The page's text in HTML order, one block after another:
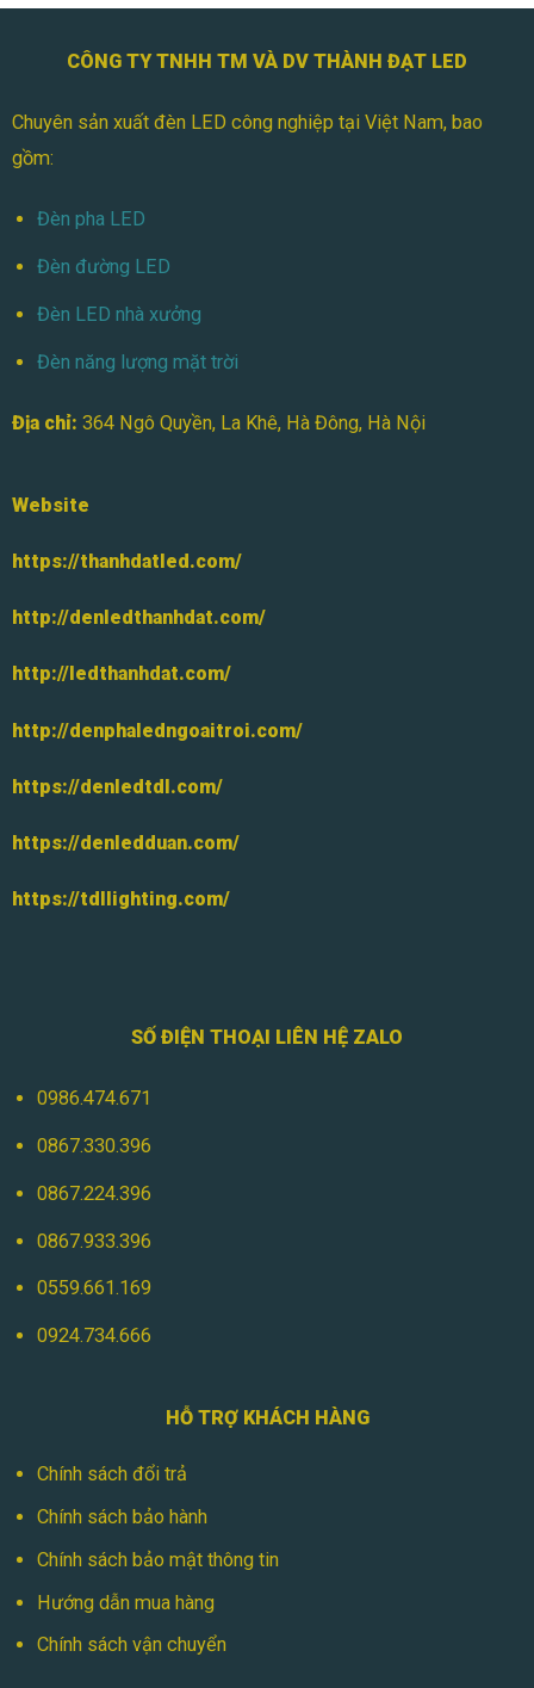
Tòa
CÔNG TY TNHH TM VÀ DV THÀNH ĐẠT LED
Chuyên sản xuất đèn LED công nghiệp tại Việt Nam, bao
gồm:
Đèn pha LED
Đèn đường LED
Đèn LED nhà xưởng
Đèn năng lượng mặt trời
Địa chỉ: 364 Ngô Quyền, La Khê, Hà Đông, Hà Nội
Website
https://thanhdatled.com/
http://denledthanhdat.com/
http://ledthanhdat.com/
http://denphaledngoaitroi.com/
https://denledtdl.com/
https://denledduan.com/
https://tdllighting.com/
SỐ ĐIỆN THOẠI LIÊN HỆ ZALO
0986.474.671
0867.330.396
0867.224.396
0867.933.396
0559.661.169
0924.734.666
HỖ TRỢ KHÁCH HÀNG
Chính sách đổi trả
Chính sách bảo hành
Chính sách bảo mật thông tin
Hướng dẫn mua hàng
Chính sách vận chuyển